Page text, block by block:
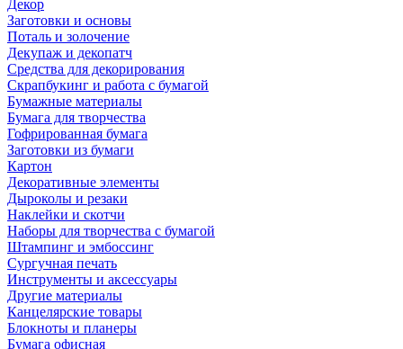
Декор
Заготовки и основы
Поталь и золочение
Декупаж и декопатч
Средства для декорирования
Скрапбукинг и работа с бумагой
Бумажные материалы
Бумага для творчества
Гофрированная бумага
Заготовки из бумаги
Картон
Декоративные элементы
Дыроколы и резаки
Наклейки и скотчи
Наборы для творчества с бумагой
Штампинг и эмбоссинг
Сургучная печать
Инструменты и аксессуары
Другие материалы
Канцелярские товары
Блокноты и планеры
Бумага офисная